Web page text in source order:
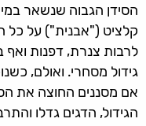
הסידן הגבוה שנשאר
קלציט ("אבנית") על כל
לרבות צנרת, דפנות ואף
גידול מסחרי. ואולם,
אם מסננים החוצה את
הגידול, הדגים גדלו